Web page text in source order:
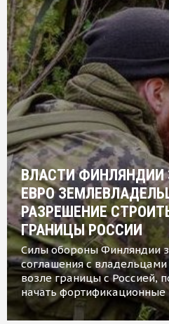
ВЛАСТИ ФИНЛЯНДИИ
ЕВРО
РАЗРЕШЕНИЕ
ГРАНИЦЫ РОССИИ
Силы обороны Финляндии
соглашения с
возле границы с Россией,
начать